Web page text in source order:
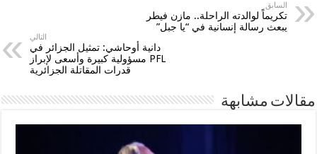
السابق
تكريماً لوالدته الراحلة.. مازن فيطر
يبعث رسالة إنسانية في “يا جبل”
التالي
دانية أوحاشي: تمثيل الجزائر في
PFL مسؤولية كبيرة وأسعى لإبراز
قدرات المقاتلة الجزائرية
مقالات مشابهة